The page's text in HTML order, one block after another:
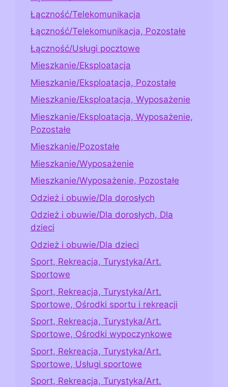
Łączność/Telekomunikacja
Łączność/Telekomunikacja, Pozostałe
Łączność/Usługi pocztowe
Mieszkanie/Eksploatacja
Mieszkanie/Eksploatacja, Pozostałe
Mieszkanie/Eksploatacja, Wyposażenie
Mieszkanie/Eksploatacja, Wyposażenie,
Pozostałe
Mieszkanie/Pozostałe
Mieszkanie/Wyposażenie
Mieszkanie/Wyposażenie, Pozostałe
Odzież i obuwie/Dla dorosłych
Odzież i obuwie/Dla dorosłych, Dla
dzieci
Odzież i obuwie/Dla dzieci
Sport, Rekreacja, Turystyka/Art.
Sportowe
Sport, Rekreacja, Turystyka/Art.
Sportowe, Ośrodki sportu i rekreacji
Sport, Rekreacja, Turystyka/Art.
Sportowe, Ośrodki wypoczynkowe
Sport, Rekreacja, Turystyka/Art.
Sportowe, Usługi sportowe
Sport, Rekreacja, Turystyka/Art.